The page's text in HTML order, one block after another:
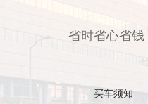
省时省心省钱
买车须知